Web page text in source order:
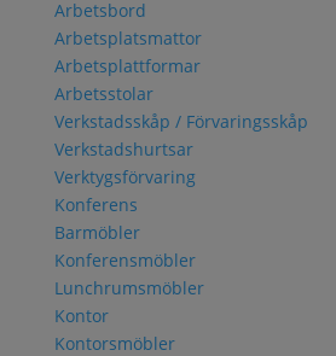
Arbetsbord
Arbetsplatsmattor
Arbetsplattformar
Arbetsstolar
Verkstadsskåp / Förvaringsskåp
Verkstadshurtsar
Verktygsförvaring
Konferens
Barmöbler
Konferensmöbler
Lunchrumsmöbler
Kontor
Kontorsmöbler